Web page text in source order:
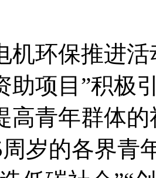
机环保推进
助项目”积极
高青年群体
岁的各界青